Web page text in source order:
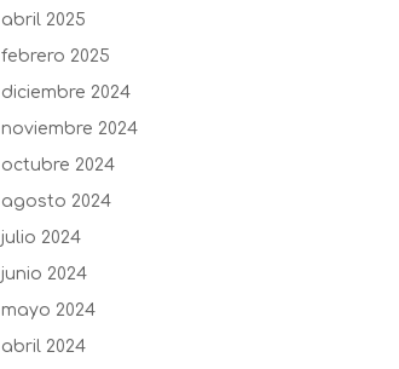
abril 2025
febrero 2025
diciembre 2024
noviembre 2024
octubre 2024
agosto 2024
julio 2024
junio 2024
mayo 2024
abril 2024